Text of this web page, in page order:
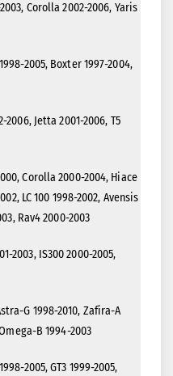
Corolla 2002-2006, Yaris
2005, Boxter 1997-2004,
2006, Jetta 2001-2006, T5
Corolla 2000-2004, Hiace
LC 100 1998-2002, Avensis
Rav4 2000-2003
2003, IS300 2000-2005,
G 1998-2010, Zafira-A
B 1994-2003
2005, GT3 1999-2005,